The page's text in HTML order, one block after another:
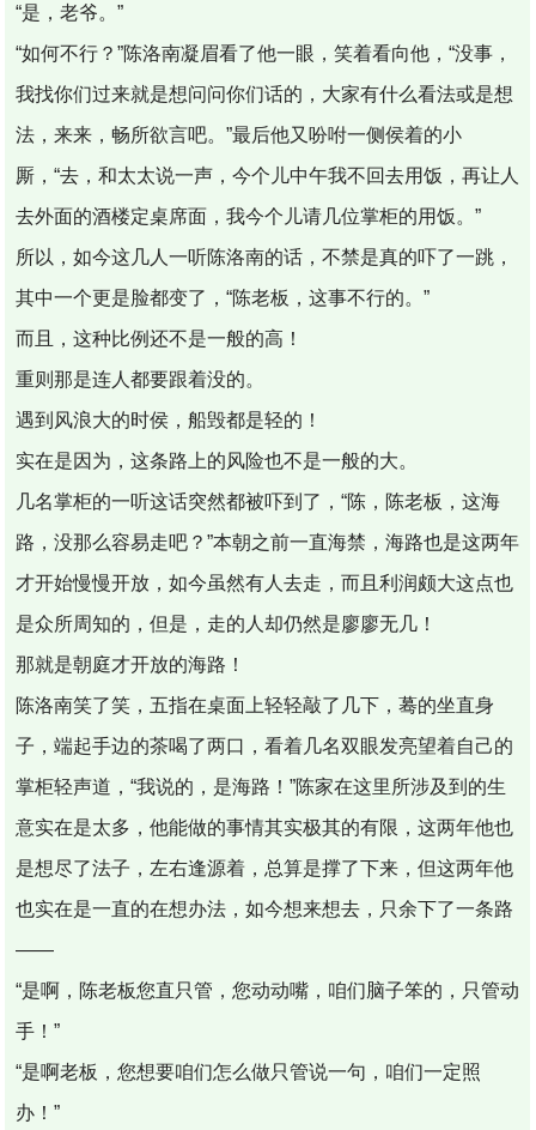
“是，老爷。”
“如何不行？”陈洛南凝眉看了他一眼，笑着看向他，“没事，
我找你们过来就是想问问你们话的，大家有什么看法或是想
法，来来，畅所欲言吧。”最后他又吩咐一侧侯着的小
厮，“去，和太太说一声，今个儿中午我不回去用饭，再让人
去外面的酒楼定桌席面，我今个儿请几位掌柜的用饭。”
所以，如今这几人一听陈洛南的话，不禁是真的吓了一跳，
其中一个更是脸都变了，“陈老板，这事不行的。”
而且，这种比例还不是一般的高！
重则那是连人都要跟着没的。
遇到风浪大的时侯，船毁都是轻的！
实在是因为，这条路上的风险也不是一般的大。
几名掌柜的一听这话突然都被吓到了，“陈，陈老板，这海
路，没那么容易走吧？”本朝之前一直海禁，海路也是这两年
才开始慢慢开放，如今虽然有人去走，而且利润颇大这点也
是众所周知的，但是，走的人却仍然是廖廖无几！
那就是朝庭才开放的海路！
陈洛南笑了笑，五指在桌面上轻轻敲了几下，蓦的坐直身
子，端起手边的茶喝了两口，看着几名双眼发亮望着自己的
掌柜轻声道，“我说的，是海路！”陈家在这里所涉及到的生
意实在是太多，他能做的事情其实极其的有限，这两年他也
是想尽了法子，左右逢源着，总算是撑了下来，但这两年他
也实在是一直的在想办法，如今想来想去，只余下了一条路
——
“是啊，陈老板您直只管，您动动嘴，咱们脑子笨的，只管动
手！”
“是啊老板，您想要咱们怎么做只管说一句，咱们一定照
办！”